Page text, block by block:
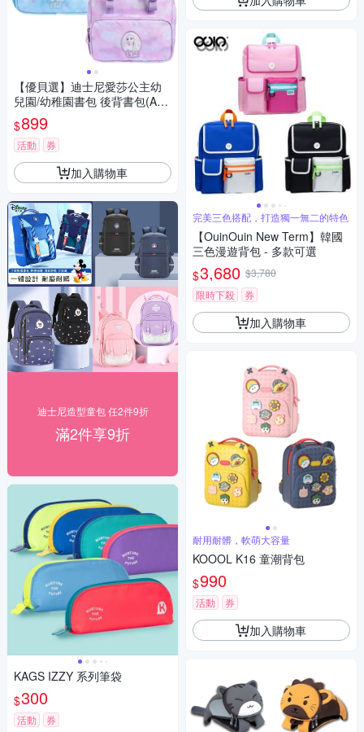
【優貝選】迪士尼愛莎公主幼
兒園/幼稚園書包 後背書包(A4
可放)(平輸品)
$899
活動 券
加入購物車
迪士尼造型童包 任2件9折
滿2件享9折
KAGS IZZY 系列筆袋
$300
活動 券
完美三色搭配，打造獨一無二的特色
【OuinOuin New Term】韓國
三色漫遊背包 - 多款可選
$3,680 $3,780
限時下殺
券
加入購物車
耐用耐髒，軟萌大容量
KOOOL K16 童潮背包
$990
活動 券
加入購物車